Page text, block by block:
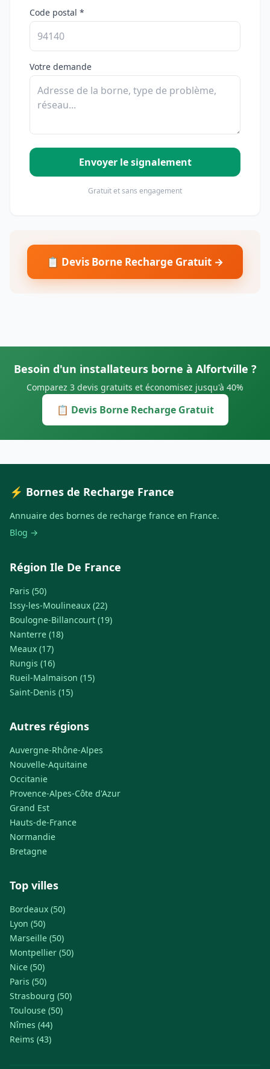
Code postal *
Votre demande
Envoyer le signalement
Gratuit et sans engagement
📋 Devis Borne Recharge Gratuit →
Besoin d'un installateurs borne à Alfortville ?
Comparez 3 devis gratuits et économisez jusqu'à 40%
📋 Devis Borne Recharge Gratuit
⚡ Bornes de Recharge France
Annuaire des bornes de recharge france en France.
Blog →
Région Ile De France
Paris (50)
Issy-les-Moulineaux (22)
Boulogne-Billancourt (19)
Nanterre (18)
Meaux (17)
Rungis (16)
Rueil-Malmaison (15)
Saint-Denis (15)
Autres régions
Auvergne-Rhône-Alpes
Nouvelle-Aquitaine
Occitanie
Provence-Alpes-Côte d'Azur
Grand Est
Hauts-de-France
Normandie
Bretagne
Top villes
Bordeaux (50)
Lyon (50)
Marseille (50)
Montpellier (50)
Nice (50)
Paris (50)
Strasbourg (50)
Toulouse (50)
Nîmes (44)
Reims (43)